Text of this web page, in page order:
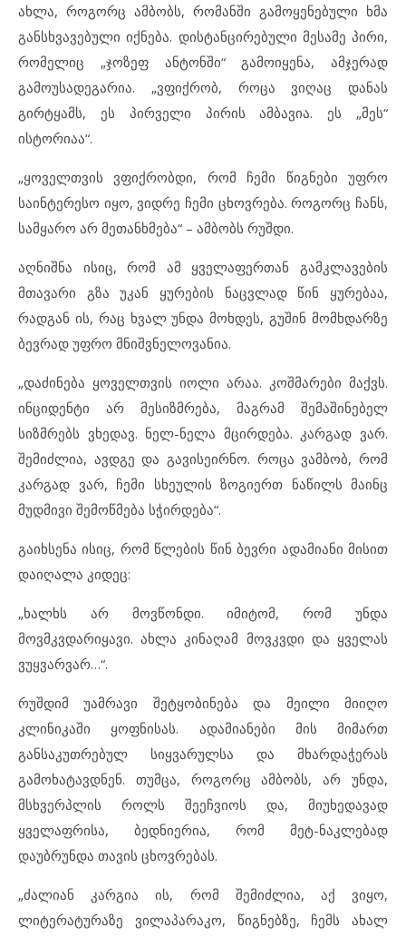
ახლა, როგორც ამბობს, რომანში გამოყენებული ხმა
განსხვავებული იქნება. დისტანცირებული მესამე პირი,
რომელიც „ჯოზეფ ანტონში“ გამოიყენა, ამჯერად
გამოუსადეგარია. „ვფიქრობ, როცა ვიღაც დანას
გირტყამს, ეს პირველი პირის ამბავია. ეს „მეს“
ისტორიაა“.
„ყოველთვის ვფიქრობდი, რომ ჩემი წიგნები უფრო
საინტერესო იყო, ვიდრე ჩემი ცხოვრება. როგორც ჩანს,
სამყარო არ მეთანხმება“ – ამბობს რუშდი.
აღნიშნა ისიც, რომ ამ ყველაფერთან გამკლავების
მთავარი გზა უკან ყურების ნაცვლად წინ ყურებაა,
რადგან ის, რაც ხვალ უნდა მოხდეს, გუშინ მომხდარზე
ბევრად უფრო მნიშვნელოვანია.
„დაძინება ყოველთვის იოლი არაა. კოშმარები მაქვს.
ინციდენტი არ მესიზმრება, მაგრამ შემაშინებელ
სიზმრებს ვხედავ. ნელ-ნელა მცირდება. კარგად ვარ.
შემიძლია, ავდგე და გავისეირნო. როცა ვამბობ, რომ
კარგად ვარ, ჩემი სხეულის ზოგიერთ ნაწილს მაინც
მუდმივი შემოწმება სჭირდება“.
გაიხსენა ისიც, რომ წლების წინ ბევრი ადამიანი მისით
დაიღალა კიდეც:
„ხალხს არ მოვწონდი. იმიტომ, რომ უნდა
მოვმკვდარიყავი. ახლა კინაღამ მოვკვდი და ყველას
ვუყვარვარ…“.
რუშდიმ უამრავი შეტყობინება და მეილი მიიღო
კლინიკაში ყოფნისას. ადამიანები მის მიმართ
განსაკუთრებულ სიყვარულსა და მხარდაჭერას
გამოხატავდნენ. თუმცა, როგორც ამბობს, არ უნდა,
მსხვერპლის როლს შეეჩვიოს და, მიუხედავად
ყველაფრისა, ბედნიერია, რომ მეტ-ნაკლებად
დაუბრუნდა თავის ცხოვრებას.
„ძალიან კარგია ის, რომ შემიძლია, აქ ვიყო,
ლიტერატურაზე ვილაპარაკო, წიგნებზე, ჩემს ახალ